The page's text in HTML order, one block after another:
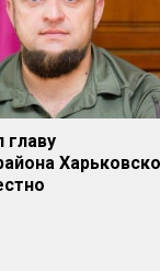
главу